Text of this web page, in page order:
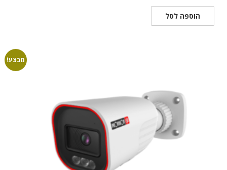
היה:
₪1,032.00.
₪611.00.
הוספה לסל
מבצע!